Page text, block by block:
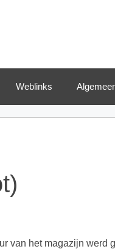
Weblinks
van het magazijn werd